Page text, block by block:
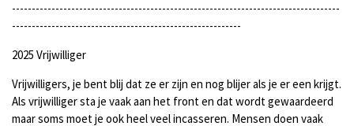
-----------------------------------------------------------------------------------
----------------------------------------------------------
2025 Vrijwilliger
Vrijwilligers, je bent blij dat ze er zijn en nog blijer als je er een krijgt.
Als vrijwilliger sta je vaak aan het front en dat wordt gewaardeerd
maar soms moet je ook heel veel incasseren. Mensen doen vaak